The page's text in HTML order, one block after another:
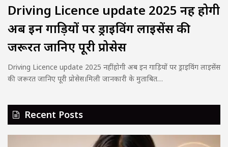
Driving Licence update 2025 नहीं होगी
अब इन गाड़ियों पर ड्राइविंग लाइसेंस की
जरूरत जानिए पूरी प्रोसेस
Driving Licence update 2025 नहीं होगी अब इन गाड़ियों पर ड्राइविंग लाइसेंस
की जरूरत जानिए पूरी प्रोसेस।मिली जानकारी के मुताबित…
Recent Posts